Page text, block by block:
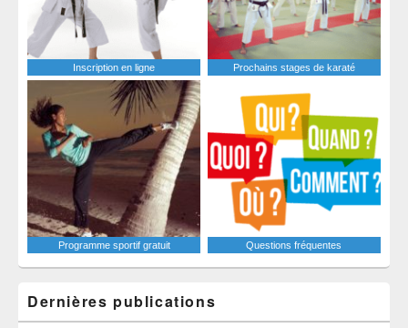
Inscription en ligne Prochains stages de karaté
Programme sportif gratuit Questions fréquentes
Dernières publications